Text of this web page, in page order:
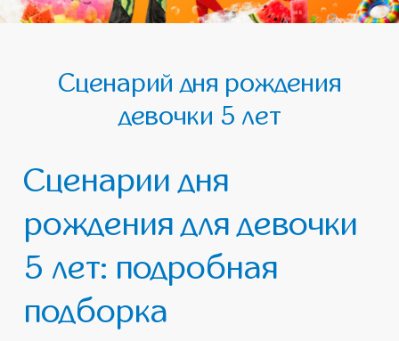
Сценарий дня рождения
девочки 5 лет
Сценарии дня
рождения для девочки
5 лет: подробная
подборка